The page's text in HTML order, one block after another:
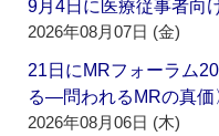
9月4日に医療従事者
2026年08月07日 (金)
21日にMRフォーラム
る―問われるMRの真
2026年08月06日 (木)